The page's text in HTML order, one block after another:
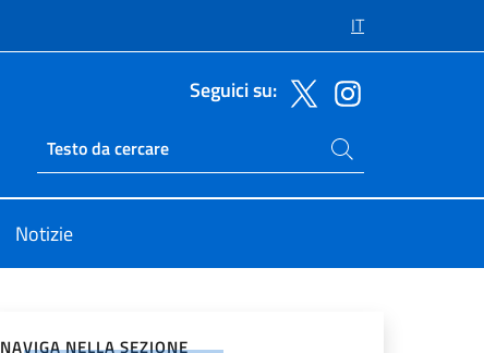
IT
Seguici su:
Ricerca sito live
Cerca nel sito
Notizie
NAVIGA NELLA SEZIONE